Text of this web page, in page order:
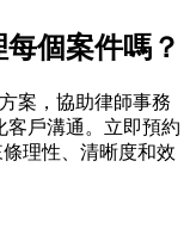
個案件嗎？
案，協助律師事務
客戶溝通。立即預約
理性、清晰度和效